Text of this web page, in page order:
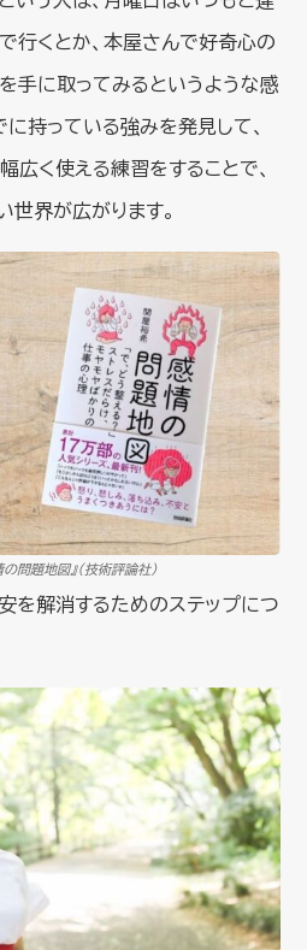
行くとか、本屋さんで好奇心の
手に取ってみるというような感
に持っている強みを発見して、
広く使える練習をすることで、
世界が広がります。
問題地図』（技術評論社）
を解消するためのステップにつ